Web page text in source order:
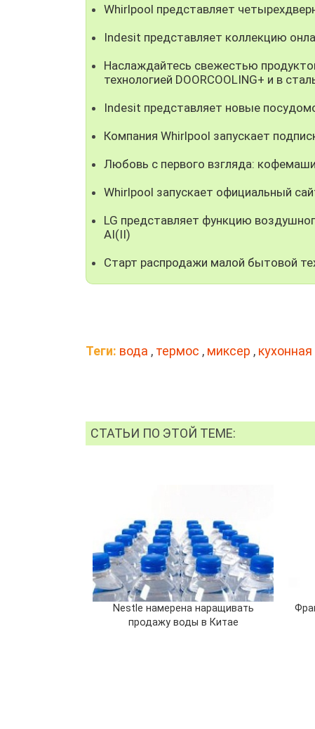
Whirlpool представляет
Indesit представляет коллекцию
Наслаждайтесь свежестью
технологией DOORCOOLING+ и в
Indesit представляет новые
Компания Whirlpool запускает
Любовь с первого взгляда:
Whirlpool запускает официальный
LG представляет функцию
AI(II)
Старт распродажи малой бытовой
Теги: вода , термос , миксер ,
СТАТЬИ ПО ЭТОЙ ТЕМЕ:
Nestle намерена наращивать
продажу воды в Китае